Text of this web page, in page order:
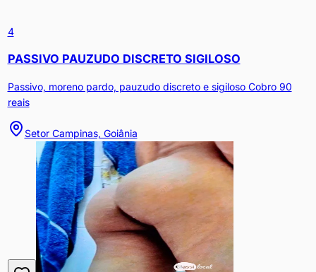
4
PASSIVO PAUZUDO DISCRETO SIGILOSO
Passivo, moreno pardo, pauzudo discreto e sigiloso Cobro 90
reais
Setor Campinas, Goiânia